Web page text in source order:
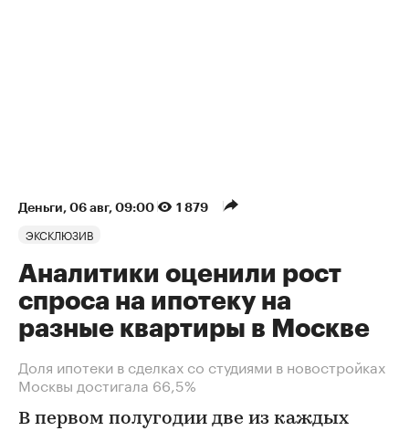
Деньги⁠, 06 авг, 09:00 1 879
ЭКСКЛЮЗИВ
Аналитики оценили рост
спроса на ипотеку на
разные квартиры в Москве
Доля ипотеки в сделках со студиями в новостройках
Москвы достигала 66,5%
В первом полугодии две из каждых